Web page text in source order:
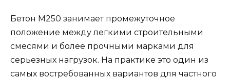
Бетон М250 занимает промежуточное
положение между легкими строительными
смесями и более прочными марками для
серьезных нагрузок. На практике это один из
самых востребованных вариантов для частного